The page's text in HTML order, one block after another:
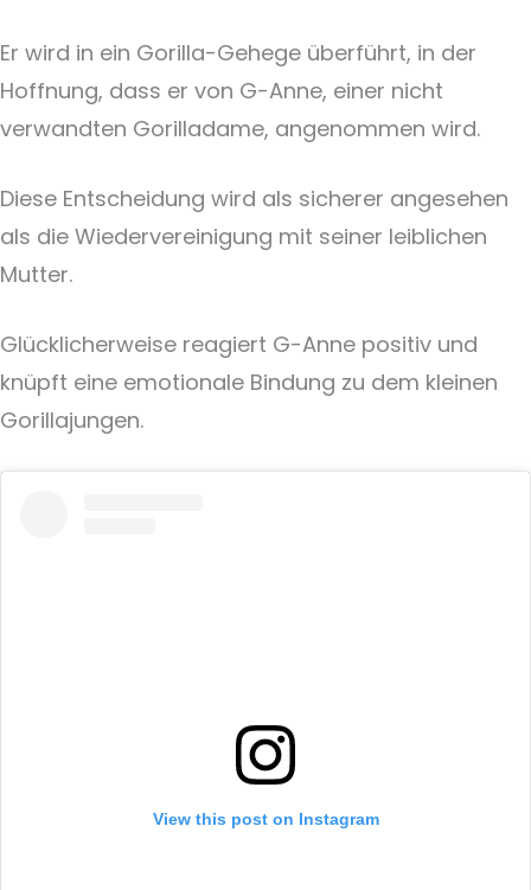
Er wird in ein Gorilla-Gehege überführt, in der
Hoffnung, dass er von G-Anne, einer nicht
verwandten Gorilladame, angenommen wird.
Diese Entscheidung wird als sicherer angesehen
als die Wiedervereinigung mit seiner leiblichen
Mutter.
Glücklicherweise reagiert G-Anne positiv und
knüpft eine emotionale Bindung zu dem kleinen
Gorillajungen.
View this post on Instagram